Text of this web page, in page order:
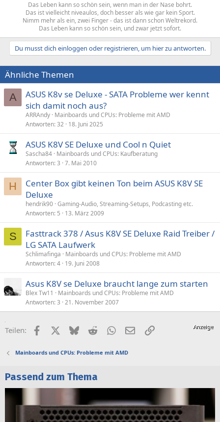
Das Leben kann so schön sein, wenn man in der Nase bohrt.
Das ist vielleicht niveaulos, doch besser als wie gar kein Sport.
Nimm mehr als ein, zwei Finger - das ist dann schon Weltrekord.
Das Leben kann so schön sein, und zwar jetzt sofort.​
Du musst dich einloggen oder registrieren, um hier zu antworten.
Ähnliche Themen
A
ASUS K8v se Deluxe - SATA Probleme wer kennt
sich damit noch aus?
ARRAndy Mainboards und CPUs: Probleme mit AMD
Antworten 32 18. Juni 2025
ASUS K8V SE Deluxe und Cool n Quiet
Sascha84 Mainboards und CPUs: Kaufberatung
Antworten 3 7. Mai 2010
H
Center Box gibt keinen Ton beim ASUS K8V SE
Deluxe
hendrik90 Gaming-Audio, Streaming-Setups, Podcasting etc.
Antworten 5 13. März 2009
S
Fasttrack 378 / Asus K8V SE Deluxe Raid Treiber /
LG SATA Laufwerk
Schlimafinga
Mainboards und CPUs: Probleme mit AMD
Antworten 4 19. Juni 2008
Asus K8V se Deluxe braucht lange zum starten
Blex Tw11
Mainboards und CPUs: Probleme mit AMD
Antworten 3 21. November 2007
Teilen: FacebookX (Twitter)
BlueskyRedditWhatsApp
E-MailLink
Mainboards und CPUs: Probleme mit AMD
Passend zum Thema